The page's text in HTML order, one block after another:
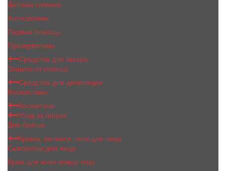
Детская гигиена
Антисептики
Первая помощь
Презервативы
Средства для загара
Защита от солнца
Средства для депиляции
Воскоплавы
Косметика
Уход за лицом
Для бритья
Крема, пилинги, гели для лица
Сыворотки для лица
Крем для кожи вокруг глаз